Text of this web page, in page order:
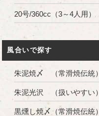
20号/360cc（3～4人用）
風合いで探す
朱泥焼〆 （常滑焼伝統）
朱泥光沢 （扱いやすい）
黒燻し焼〆（常滑焼伝統）